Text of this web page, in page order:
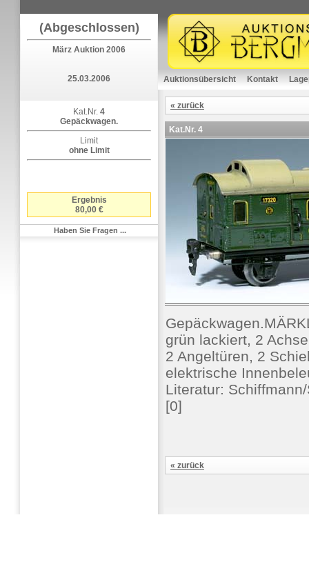
(Abgeschlossen)
März Auktion 2006
25.03.2006
Kat.Nr. 4
Gepäckwagen.
Limit
ohne Limit
Ergebnis
80,00 €
Haben Sie Fragen ...
Auktionsübersicht Kontakt
« zurück
Kat.Nr. 4
grün lackiert, 2
2 Angeltüren, 2
elektrische
Literatur:
[0]
« zurück